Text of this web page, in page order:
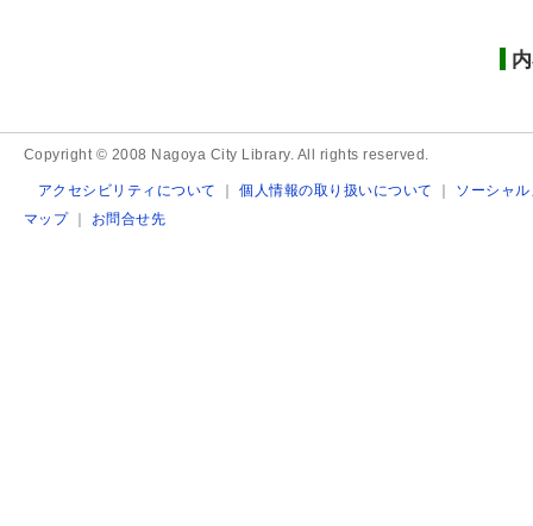
Copyright © 2008 Nagoya City Library. All rights reserved.
アクセシビリティについて ｜個人情報の取り扱いについて ｜ ソーシャ
マップ｜ お問合せ先